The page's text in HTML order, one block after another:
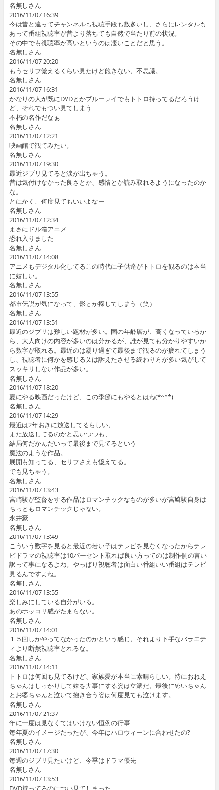
名無しさん
2016/11/07 16:39
今は昔と違ってチャンネルも視聴手段も数多いし、さらにレンタルも
あって番組視聴率が昔より落ちても自然で当たり前の状況。
その中でも視聴率が高いというのは凄いことだと思う。
名無しさん
2016/11/07 20:20
もうセリフ覚えるくらい見たけど飽きない。不思議。
名無しさん
2016/11/07 16:31
かなりの人が既にDVDとかブルーレイでもトトロ持ってるだろうけ
ど、それでもつい見てしまう
不朽の名作だなぁ
名無しさん
2016/11/07 12:21
映画館で観てみたい。
名無しさん
2016/11/07 19:30
最近ジブリ見てると涙が出ちゃう。
昔は気付けなかった良さとか、感情とか読み取れるようになったのか
な。
とにかく、何度見てもいいよなー
名無しさん
2016/11/07 12:34
まさにドル箱アニメ
恐れ入りました
名無しさん
2016/11/07 14:08
アニメもデジタル化してるこの時代に子供達がトトロを観るのは本当
に嬉しい。
名無しさん
2016/11/07 13:55
都市伝説が気になって、影とか探してしまう（笑）
名無しさん
2016/11/07 13:51
最近のジブリは難しい題材が多い。国の年齢層が、高くなっているか
ら、大人向けの内容が多いのは分かるが、誰が見ても分かりやすいか
ら数字が取れる。最近のは凝り過ぎて最後まで観るのが疲れてしまう
し、視聴者に何かを感じる又は訴えたさせる終わり方が多い気がして
スッキリしない作品が多い。
名無しさん
2016/11/07 18:20
夏にやる映画だったけど、この季節にもやるとはね(*^^*)
名無しさん
2016/11/07 14:29
最近は2年おきに放送してるらしい。
また放送してるのかと思いつつも、
結局何だかんだいって最後まで見てるという
魔法のような作品。
展開も知ってる、セリフさえも憶えてる。
でも見ちゃう。
名無しさん
2016/11/07 13:43
宮崎駿が監督をする作品はロマンチックなものが多いが宮崎駿自身は
ちっともロマンチックじゃない。
永井豪
名無しさん
2016/11/07 13:49
こういう数字を見ると最近の若い子はテレビを見なくなったからテレ
ビドラマの視聴率は10パーセント取れば良い方ってのは制作側の言い
訳って事になるよね。やっぱり視聴者は面白い番組いい番組はテレビ
見るんですよね。
名無しさん
2016/11/07 13:55
楽しみにしている自分がいる。
あのホッコリ感がたまらない。
名無しさん
2016/11/07 14:01
１５回しかやってなかったのかという感じ。それより下手なバラエテ
ィより断然視聴率とれるな。
名無しさん
2016/11/07 14:11
トトロは何回も見てるけど、家族愛が本当に素晴らしい。特におねえ
ちゃんはしっかりして妹を大事にする姿は立派だ。最後にめいちゃん
とお婆ちゃんと泣いて抱き合う姿は何度見ても泣けます。
名無しさん
2016/11/07 21:37
年に一度は見なくてはいけない恒例の行事
毎年夏のイメージだったが、今年はハロウィーンに合わせたの?
名無しさん
2016/11/07 17:30
毎週のジブリ見たいけど、今季はドラマ優先
名無しさん
2016/11/07 13:53
DVD持ってるのについ見てしまった。